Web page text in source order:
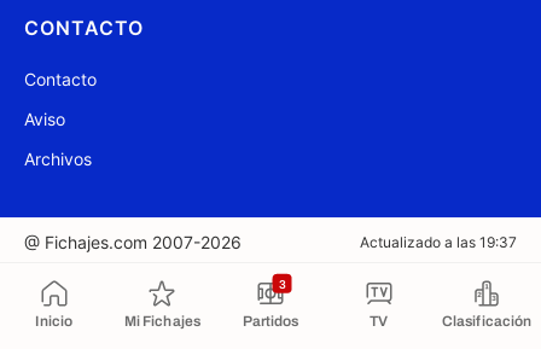
Inicio Mi Fichajes Partidos
3
TV Clasificación
CONTACTO
Contacto
Aviso
Archivos
@ Fichajes.com 2007-2026 Actualizado a las 19:37
Copiado al portapapeles